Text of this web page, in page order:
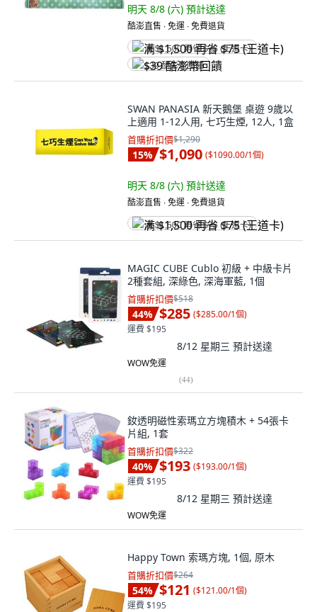
明天 8/8 (六) 預計送達
酷澎直售 ∙ 免運 ∙ 免費退貨
满 $1,500 再省 $75 (王道卡)
$39 酷澎幣回饋
SWAN PANASIA 新天鵝堡 桌遊 9歲以
上適用 1-12人用, 七巧生煙, 12人, 1盒
首購折扣價$1,290
15% $1,090 ($1090.00/1個)
明天 8/8 (六) 預計送達
酷澎直售 ∙ 免運 ∙ 免費退貨
满 $1,500 再省 $75 (王道卡)
MAGIC CUBE Cublo 初級 + 中級卡片
2種套組, 深綠色, 深海軍藍, 1個
首購折扣價$518
44% $285 ($285.00/1個)
運費 $195
8/12 星期三 預計送達
WOW免運
(44)
釹透明磁性索瑪立方塊積木 + 54張卡
片組, 1套
首購折扣價$322
40% $193 ($193.00/1個)
運費 $195
8/12 星期三 預計送達
WOW免運
Happy Town 索瑪方塊, 1個, 原木
首購折扣價$264
54% $121 ($121.00/1個)
運費 $195